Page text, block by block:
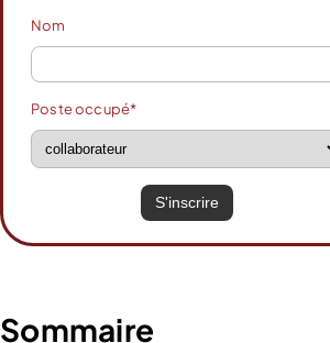
Nom
Poste occupé*
Sommaire